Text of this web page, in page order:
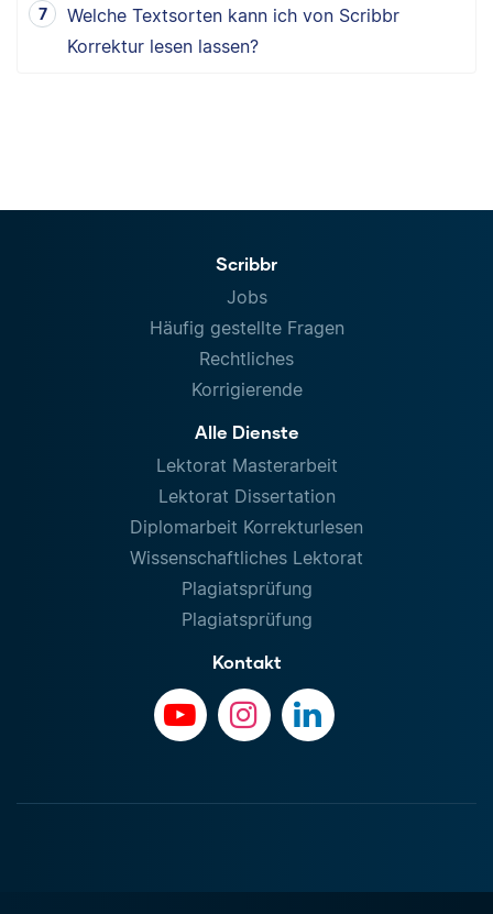
Welche Textsorten kann ich von Scribbr
Korrektur lesen lassen?
Scribbr
Jobs
Häufig gestellte Fragen
Rechtliches
Korrigierende
Alle Dienste
Lektorat Masterarbeit
Lektorat Dissertation
Diplomarbeit Korrekturlesen
Wissenschaftliches Lektorat
Plagiatsprüfung
Plagiatsprüfung
Kontakt